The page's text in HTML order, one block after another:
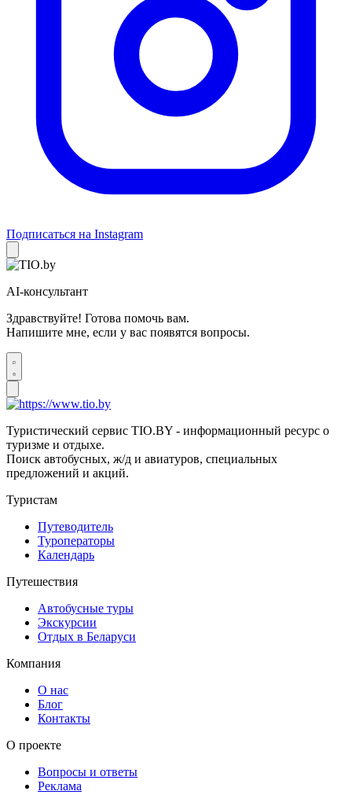
Подписаться на Instagram
AI-консультант
Здравствуйте! Готова помочь вам.
Напишите мне, если у вас появятся вопросы.
Туристический сервис TIO.BY - информационный ресурс о
туризме и отдыхе.
Поиск автобусных, ж/д и авиатуров, специальных
предложений и акций.
Туристам
Путеводитель
Туроператоры
Календарь
Путешествия
Автобусные туры
Экскурсии
Отдых в Беларуси
Компания
О нас
Блог
Контакты
О проекте
Вопросы и ответы
Реклама